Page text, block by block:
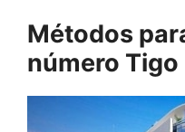
Métodos
número Tigo